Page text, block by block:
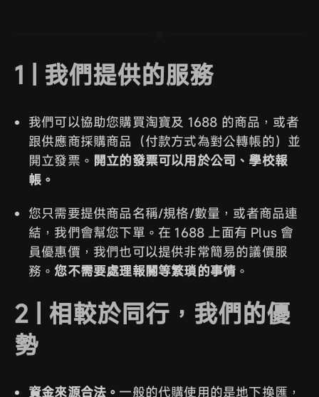
1 | 我們提供的服務
我們可以協助您購買淘寶及 1688 的商品，或者
跟供應商採購商品（付款方式為對公轉帳的）並
開立發票。 開立的發票可以用於公司、學校報
帳。
您只需要提供商品名稱/規格/數量，或者商品連
結，我們會幫您下單。在 1688 上面有 Plus 會
員優惠價，我們也可以提供非常簡易的議價服
務。 您不需要處理報關等繁瑣的事情 。
2 | 相較於同行，我們的優
勢
資金來源合法。 一般的代購使用的是地下換匯，